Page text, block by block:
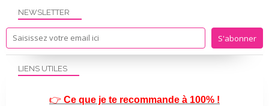
NEWSLETTER
LIENS UTILES
👉 Ce que je te recommande à 100% !